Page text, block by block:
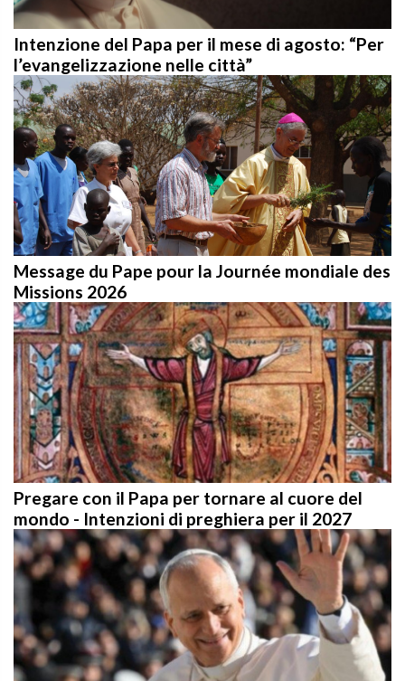
Intenzione del Papa per il mese di agosto: “Per
l’evangelizzazione nelle città”
Message du Pape pour la Journée mondiale des
Missions 2026
Pregare con il Papa per tornare al cuore del
mondo - Intenzioni di preghiera per il 2027